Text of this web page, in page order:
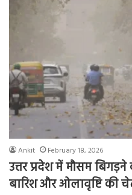
Ankit February 18, 2026
उत्तर प्रदेश में मौसम
बारिश और ओलावृष्टि की